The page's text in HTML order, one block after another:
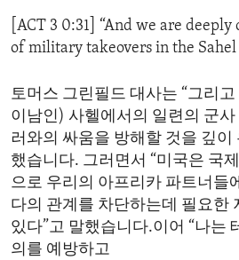
[ACT 3 0:31] “And we are
of military takeovers in the
토머스 그린필드 대사는 “그리
이남인) 사헬에서의 일련의 군사
러와의 싸움을 방해할 것을 깊이
했습니다. 그러면서 “미국은 국
으로 우리의 아프리카 파트너들
다의 관계를 차단하는데 필요한
있다”고 말했습니다.이어 “나는
의를 예방하고